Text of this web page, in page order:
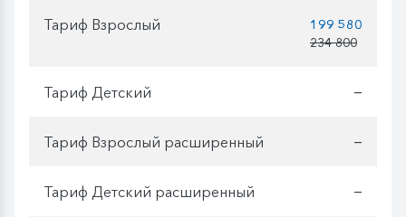
Тариф Взрослый
199 580
234 800
Тариф Детский —
Тариф Взрослый расширенный —
Тариф Детский расширенный —